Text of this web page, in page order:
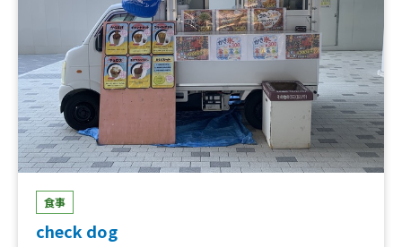
食事
check dog